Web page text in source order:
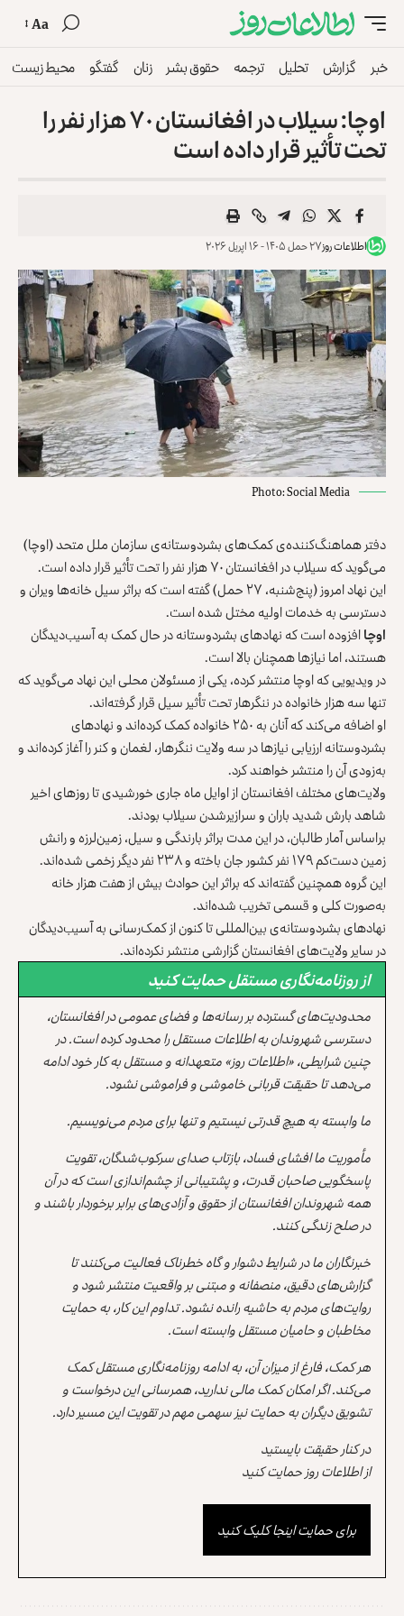
Aa
خبر گزارش تحلیل ترجمه حقوق بشر زنان گفتگو محیط زیست
اوچا: سیلاب در افغانستان ۷۰ هزار نفر را
تحت تأثیر قرار داده است
اطلاعات روز۲۷ حمل ۱۴۰۵ - ۱۶ اپریل ۲۰۲۶
Photo: Social Media
دفتر هماهنگ‌کننده‌ی کمک‌های بشردوستانه‌ی سازمان ملل متحد (اوچا)
می‌گوید که سیلاب در افغانستان ۷۰ هزار نفر را تحت تأثیر قرار داده است.
این نهاد امروز (پنج‌شنبه، ۲۷ حمل) گفته است که براثر سیل خانه‌ها ویران و
دسترسی به خدمات اولیه مختل شده است.
اوچاافزوده است که نهادهای بشردوستانه در حال کمک به آسیب‌دیدگان
هستند، اما نیازها همچنان بالا است.
در ویدیویی که اوچا منتشر کرده، یکی از مسئولان محلی این نهاد می‌گوید که
تنها سه هزار خانواده در ننگرهار تحت تأثیر سیل قرار گرفته‌اند.
او اضافه می‌کند که آنان به ۲۵۰ خانواده کمک کرده‌اند و نهادهای
بشردوستانه ارزیابی نیازها در سه ولایت ننگرهار، لغمان و کنر را آغاز کرده‌اند و
به‌زودی آن را منتشر خواهند کرد.
ولایت‌های مختلف افغانستان از اوایل ماه جاری خورشیدی تا روزهای اخیر
شاهد بارش شدید باران و سرازیرشدن سیلاب‌‌ بودند.
براساس آمار طالبان، در این مدت براثر بارندگی و سیل، زمین‌لرزه و رانش
زمین دست‌کم ۱۷۹ نفر کشور جان باخته و ۲۳۸ نفر دیگر زخمی شده‌اند.
این گروه همچنین گفته‌اند که براثر این حوادث بیش از هفت هزار خانه
به‌صورت کلی و قسمی تخریب شده‌اند.
نهادهای بشردوستانه‌ی بین‌المللی تا کنون از کمک‌‌رسانی به آسیب‌دیدگان
در سایر ولایت‌های افغانستان گزارشی منتشر نکرده‌اند.
از روزنامه‌نگاری مستقل حمایت کنید
محدودیت‌های گسترده بر رسانه‌ها و فضای عمومی در افغانستان،
دسترسی شهروندان به اطلاعات مستقل را محدود کرده است. در
چنین شرایطی، «اطلاعات روز» متعهدانه و مستقل به کار خود ادامه
می‌دهد تا حقیقت قربانی خاموشی و فراموشی نشود.
ما وابسته به هیچ قدرتی نیستیم و تنها برای مردم می‌نویسیم.
مأموریت ما افشای فساد، بازتاب صدای سرکوب‌شدگان، تقویت
پاسخگویی صاحبان قدرت، و پشتیبانی از چشم‌اندازی است که در آن
همه شهروندان افغانستان از حقوق و آزادی‌های برابر برخوردار باشند و
در صلح زندگی کنند.
خبرنگاران ما در شرایط دشوار و گاه خطرناک فعالیت می‌کنند تا
گزارش‌های دقیق، منصفانه و مبتنی بر واقعیت منتشر شود و
روایت‌های مردم به حاشیه رانده نشود. تداوم این کار، به حمایت
مخاطبان و حامیان مستقل وابسته است.
هر کمک، فارغ از میزان آن، به ادامه روزنامه‌نگاری مستقل کمک
می‌کند. اگر امکان کمک مالی ندارید، همرسانی این درخواست و
تشویق دیگران به حمایت نیز سهمی مهم در تقویت این مسیر دارد.
در کنار حقیقت بایستید
از اطلاعات روز حمایت کنید
برای حمایت اینجا کلیک کنید